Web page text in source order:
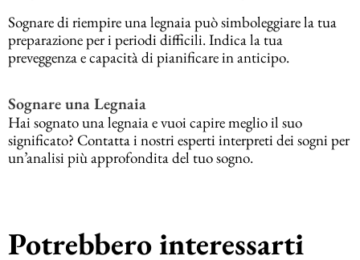
Sognare di riempire una legnaia può simboleggiare la tua
preparazione per i periodi difficili. Indica la tua
preveggenza e capacità di pianificare in anticipo.
Sognare una Legnaia
Hai sognato una legnaia e vuoi capire meglio il suo
significato? Contatta i nostri esperti interpreti dei sogni per
un’analisi più approfondita del tuo sogno.
Potrebbero interessarti